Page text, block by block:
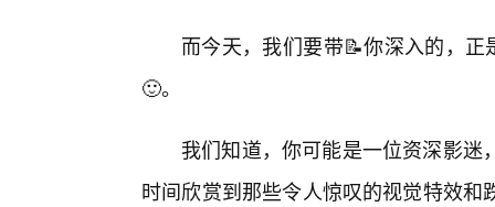
而今天，我们要带📝你深入的，正
🙂。
我们知道，你可能是一位资深影
时间欣赏到那些令人惊叹的视觉特效